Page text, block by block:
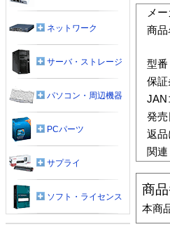
メ
商品
型番
保証
JAN
発売
返品
関連
商
本商
ネットワーク
サーバ・ストレージ
パソコン・周辺機器
PCパーツ
サプライ
ソフト・ライセンス